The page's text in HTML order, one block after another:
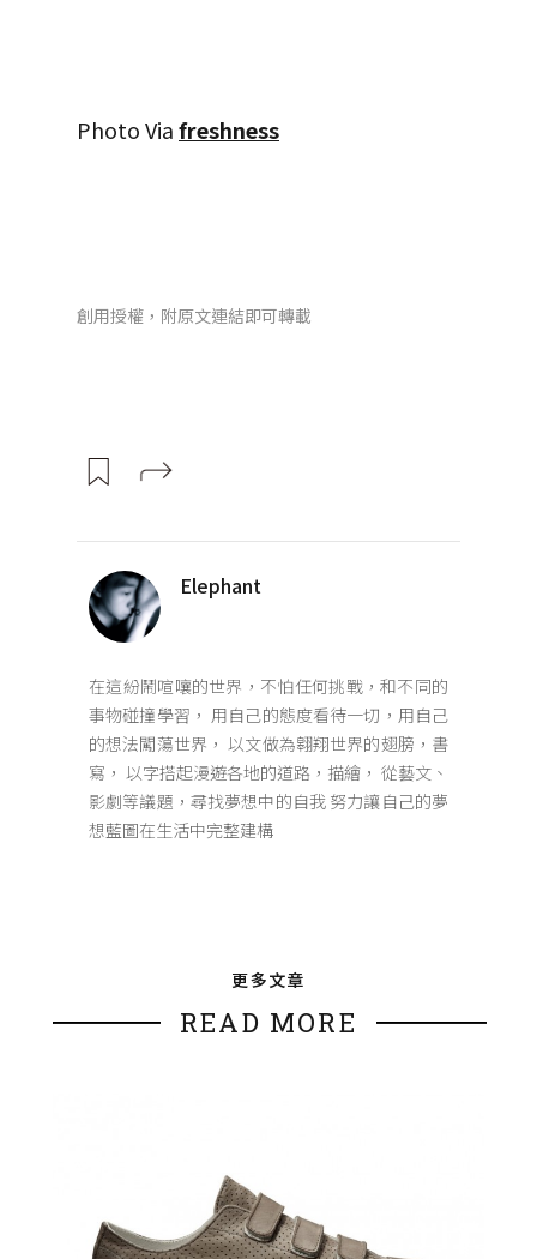
Photo Viafreshness
創用授權，附原文連結即可轉載
Elephant
在這紛鬧喧嚷的世界，不怕任何挑戰，和不同的
事物碰撞學習， 用自己的態度看待一切，用自己
的想法闖蕩世界， 以文做為翱翔世界的翅膀，書
寫， 以字搭起漫遊各地的道路，描繪， 從藝文、
影劇等議題，尋找夢想中的自我 努力讓自己的夢
想藍圖在生活中完整建構
更多文章
READ MORE